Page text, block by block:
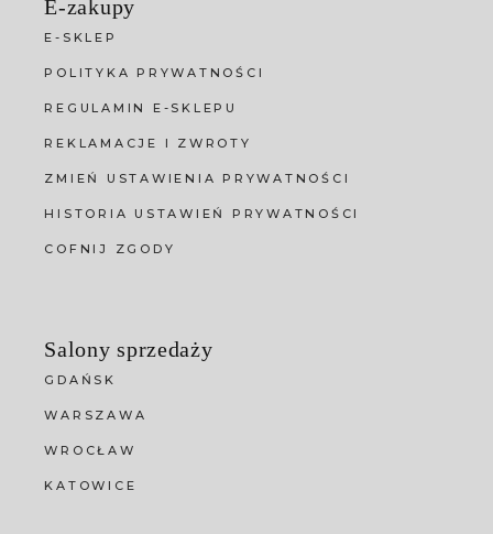
E-zakupy
E-SKLEP
POLITYKA PRYWATNOŚCI
REGULAMIN E-SKLEPU
REKLAMACJE I ZWROTY
ZMIEŃ USTAWIENIA PRYWATNOŚCI
HISTORIA USTAWIEŃ PRYWATNOŚCI
COFNIJ ZGODY
Salony sprzedaży
GDAŃSK
WARSZAWA
WROCŁAW
KATOWICE